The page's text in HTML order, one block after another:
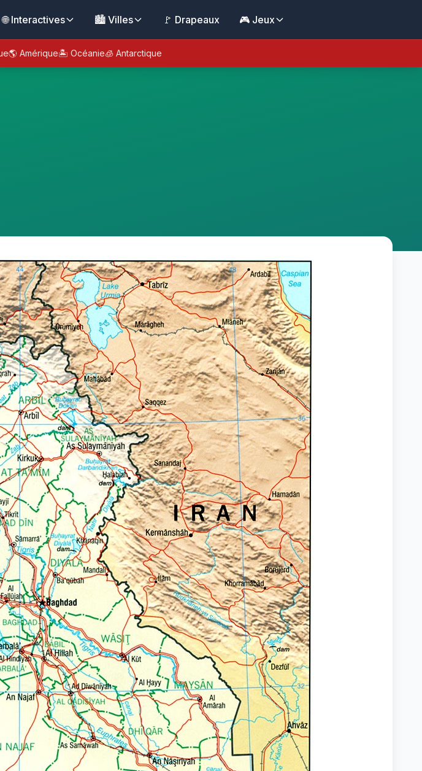
🌐 Interactives 🏙️ Villes 🚩 Drapeaux 🎮 Jeux
🌎 Amérique🏝️ Océanie🧊 Antarctique